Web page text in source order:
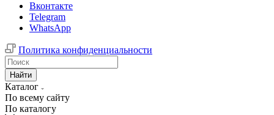
Вконтакте
Telegram
WhatsApp
Политика конфиденциальности
Найти
Каталог
По всему сайту
По каталогу